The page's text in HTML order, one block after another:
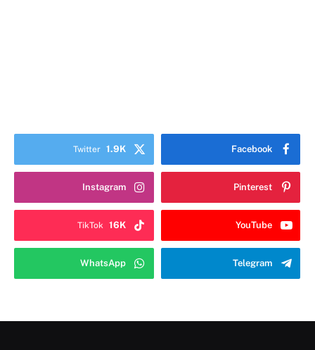
Facebook
Twitter 1.9K
Pinterest
Instagram
YouTube
TikTok 16K
Telegram
WhatsApp